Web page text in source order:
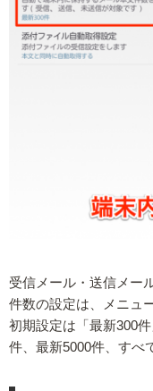
受信メール・送信メー
件数の設定は、メニュ
初期設定は「最新300
件、最新5000件、すべ